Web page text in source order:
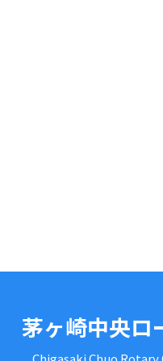
茅ヶ崎中央ロ